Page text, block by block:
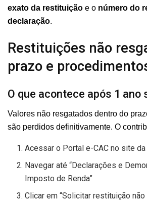
exato da restituição e o número do
declaração.
Restituições não
prazo e
O que acontece após 1 ano
Valores não resgatados dentro do
são perdidos definitivamente. O
Acessar o Portal e-CAC no site da
Navegar até “Declarações e
Imposto de Renda”
Clicar em “Solicitar restituição